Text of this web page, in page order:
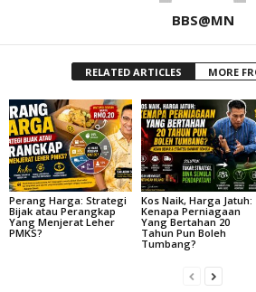
BBS@MN
RELATED ARTICLES MORE
Perang Harga: Strategi
Bijak atau Perangkap
Yang Menjerat Leher
PMKS?
Kos Naik, Harga Jatuh:
Kenapa Perniagaan
Yang Bertahan 20
Tahun Pun Boleh
Tumbang?